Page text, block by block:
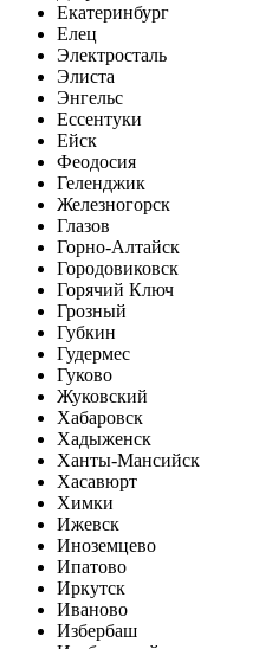
Екатеринбург
Елец
Электросталь
Элиста
Энгельс
Ессентуки
Ейск
Феодосия
Геленджик
Железногорск
Глазов
Горно-Алтайск
Городовиковск
Горячий Ключ
Грозный
Губкин
Гудермес
Гуково
Жуковский
Хабаровск
Хадыженск
Ханты-Мансийск
Хасавюрт
Химки
Ижевск
Иноземцево
Ипатово
Иркутск
Иваново
Избербаш